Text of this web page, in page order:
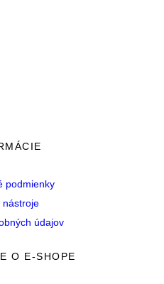
podmienky
nástroje
údajov
O E-SHOPE